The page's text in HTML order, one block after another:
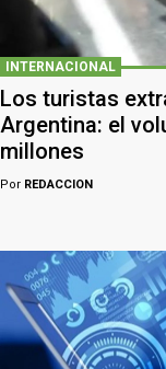
INTERNACIONAL
Los turistas
Argentina: el
millones
Por REDACCION